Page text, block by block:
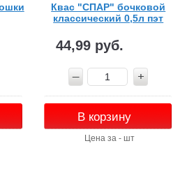
Квас "СПАР" бочковой
классический 0,5л пэт
44,99 руб.
В корзину
Цена за - шт